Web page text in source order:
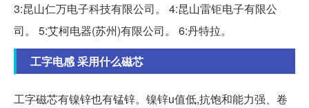
3:昆山仁万电子科技有限公司。 4:昆山雷钜电子有限公
司。 5:艾柯电器(苏州)有限公司。 6:丹特拉。
工字电感 采用什么磁芯
工字磁芯有镍锌也有锰锌。镍锌u值低,抗饱和能力强、卷